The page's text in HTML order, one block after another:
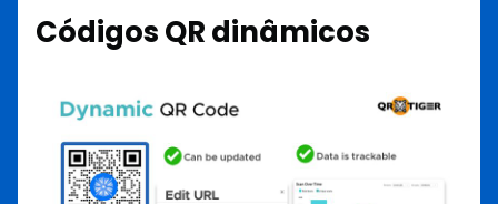
Códigos QR dinâmicos